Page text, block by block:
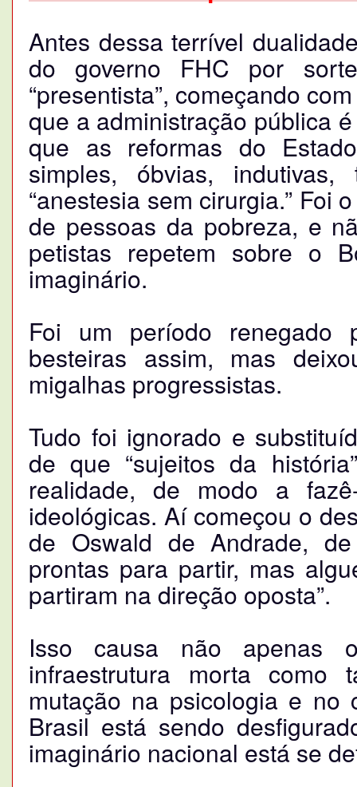
Antes dessa terrível
do governo FHC por
“presentista”, começando
que a administração pública
que as reformas do
simples, óbvias,
“anestesia sem cirurgia.” Foi
de pessoas da pobreza, e
petistas repetem sobre o
imaginário.
Foi um período renegado
besteiras assim, mas
migalhas progressistas.
Tudo foi ignorado e
de que “sujeitos da
realidade, de modo a
ideológicas. Aí começou o
de Oswald de Andrade,
prontas para partir, mas
partiram na direção oposta”.
Isso causa não apenas
infraestrutura morta como
mutação na psicologia e no
Brasil está sendo
imaginário nacional está se